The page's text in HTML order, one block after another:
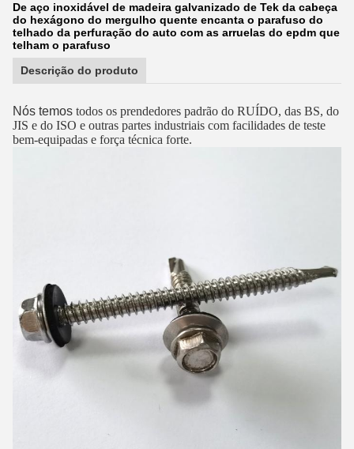
De aço inoxidável de madeira galvanizado de Tek da cabeça
do hexágono do mergulho quente encanta o parafuso do
telhado da perfuração do auto com as arruelas do epdm que
telham o parafuso
Descrição do produto
Nós temos todos os prendedores padrão do RUÍDO, das BS, do
JIS e do ISO e outras partes industriais com facilidades de teste
bem-equipadas e força técnica forte.